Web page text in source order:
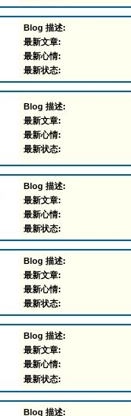
Blog 描述:
最新文章:
最新心情:
最新状态:
Blog 描述:
最新文章:
最新心情:
最新状态:
Blog 描述:
最新文章:
最新心情:
最新状态:
Blog 描述:
最新文章:
最新心情:
最新状态:
Blog 描述:
最新文章:
最新心情:
最新状态:
Blog 描述: